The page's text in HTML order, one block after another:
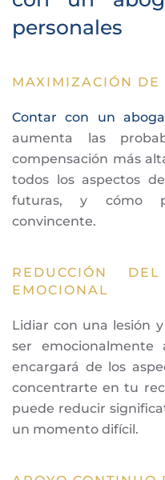
personales
MAXIMIZACIÓN DE
Contar con un
aumenta las
compensación más
todos los aspectos
futuras, y cómo
convincente.
REDUCCIÓN
EMOCIONAL
Lidiar con una lesión
ser emocionalmente
encargará de los
concentrarte en tu
puede reducir
un momento difícil.